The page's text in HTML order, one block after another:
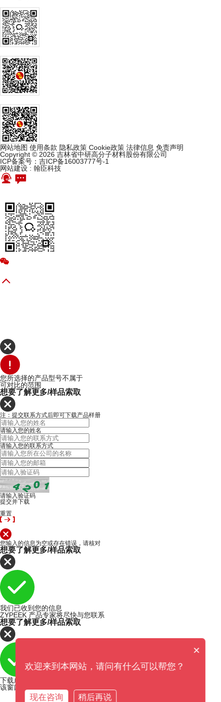
网站地图 使用条款 隐私政策 Cookie政策 法律信息 免责声明
Copyright © 2026 吉林省中研高分子材料股份有限公司
ICP备案号：吉ICP备16003777号-1
网站建设 : 翰臣科技
您所选择的产品型号不属于
可对比的范围
想要了解更多/样品索取
注：提交联系方式后即可下载产品样册
请输入您的姓名
请输入您的联系方式
请输入验证码
提交并下载
重置
您输入的信息为空或存在错误，请核对
想要了解更多/样品索取
我们已收到您的信息
ZYPEEK 产品专家将尽快与您联系
想要了解更多/样品索取
下载成功
该窗口即将在5秒内关闭
×
欢迎来到本网站，请问有什么可以帮您？
现在咨询 稍后再说